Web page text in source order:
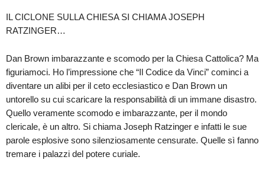
IL CICLONE SULLA CHIESA SI CHIAMA JOSEPH
RATZINGER…
Dan Brown imbarazzante e scomodo per la Chiesa Cattolica? Ma
figuriamoci. Ho l’impressione che “Il Codice da Vinci” cominci a
diventare un alibi per il ceto ecclesiastico e Dan Brown un
untorello su cui scaricare la responsabilità di un immane disastro.
Quello veramente scomodo e imbarazzante, per il mondo
clericale, è un altro. Si chiama Joseph Ratzinger e infatti le sue
parole esplosive sono silenziosamente censurate. Quelle sì fanno
tremare i palazzi del potere curiale.